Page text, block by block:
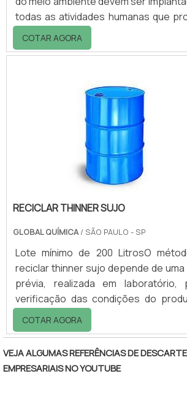
todas as atividades humanas que
lixo, dejetos e resíduos,
casos em que o material é
empresas de logística reversa em
responsáveis em dar o devido
fabricantes da indústria a recuperar
materiais produzidos, nocivos ao meio
COTAR AGORA
RECICLAR THINNER SUJO
GLOBAL QUÍMICA/ SÃO PAULO - SP
Lote mínimo de 200 LitrosO
reciclar thinner sujo depende de uma
prévia, realizada em laboratório,
verificação das condições do
capacidade de recuperação. Tal
garante à empresa
reciclagem quais os dados e
sobre a viabilidade do
como o custo que a reciclagem
COTAR AGORA
VEJA ALGUMAS REFERÊNCIAS DE
EMPRESARIAIS NO YOUTUBE